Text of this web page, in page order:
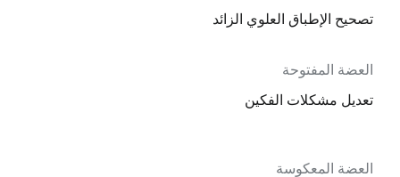
تصحيح الإطباق العلوي الزائد
العضة المفتوحة
تعديل مشكلات الفكين
العضة المعكوسة